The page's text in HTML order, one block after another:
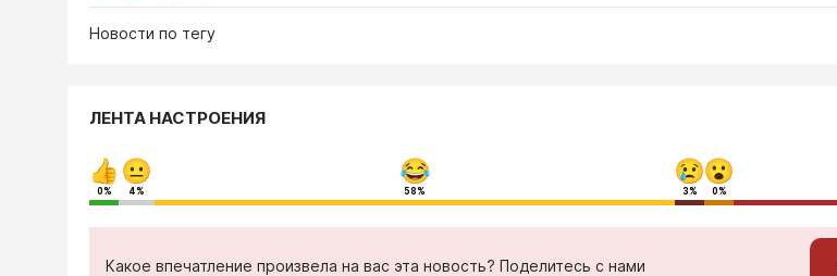
Новости по тегу
ЛЕНТА НАСТРОЕНИЯ
0% 4% 58% 3% 0%
Какое впечатление произвела на вас эта новость? Поделитесь с нами